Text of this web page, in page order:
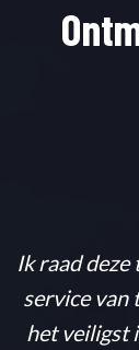
Ik raad deze
service van
het veiligst